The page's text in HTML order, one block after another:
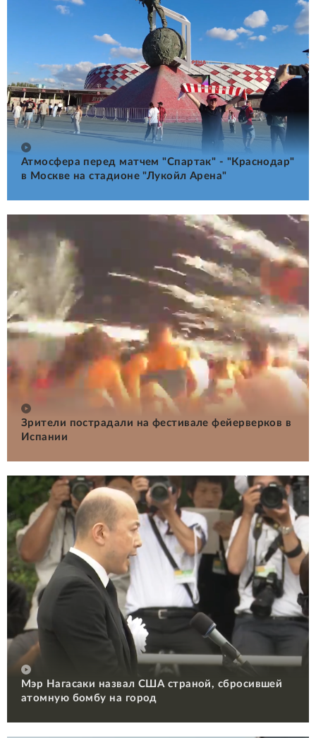
Атмосфера перед матчем "Спартак" - "Краснодар"
в Москве на стадионе "Лукойл Арена"
Зрители пострадали на фестивале фейерверков в
Испании
Мэр Нагасаки назвал США страной, сбросившей
атомную бомбу на город